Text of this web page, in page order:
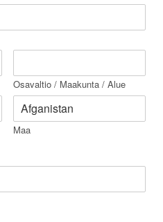
Osavaltio / Maakunta / Alue
Maa